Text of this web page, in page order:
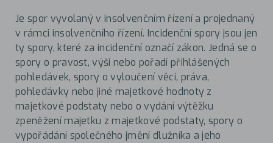
Je spor vyvolaný v insolvenčním řízení a projednaný
v rámci insolvenčního řízení. Incidenční spory jsou jen
ty spory, které za incidenční označí zákon. Jedná se o
spory o pravost, výši nebo pořadí přihlášených
pohledávek, spory o vyloučení věci, práva,
pohledávky nebo jiné majetkové hodnoty z
majetkové podstaty nebo o vydání výtěžku
zpeněžení majetku z majetkové podstaty, spory o
vypořádání společného jmění dlužníka a jeho